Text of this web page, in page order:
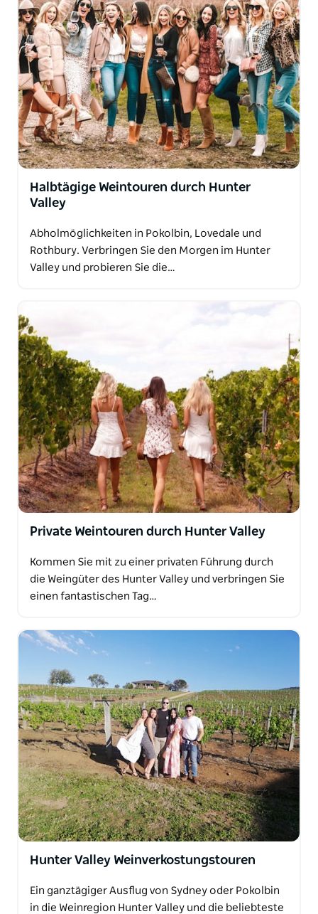
Halbtägige Weintouren durch Hunter
Valley
Abholmöglichkeiten in Pokolbin, Lovedale und
Rothbury. Verbringen Sie den Morgen im Hunter
Valley und probieren Sie die…
Private Weintouren durch Hunter Valley
Kommen Sie mit zu einer privaten Führung durch
die Weingüter des Hunter Valley und verbringen Sie
einen fantastischen Tag…
Hunter Valley Weinverkostungstouren
Ein ganztägiger Ausflug von Sydney oder Pokolbin
in die Weinregion Hunter Valley und die beliebteste